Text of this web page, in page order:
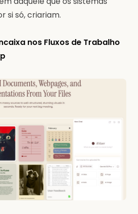
si só, criariam.
nos Fluxos de Trabalho